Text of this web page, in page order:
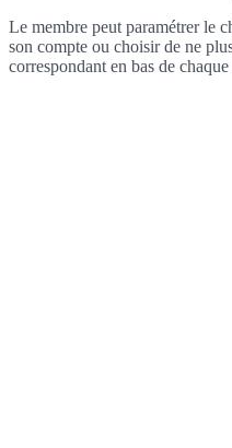
Le membre peut paramétrer le
son compte ou choisir de ne
correspondant en bas de